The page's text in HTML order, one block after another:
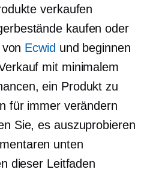
verkaufen
kaufen oder
Ecwid und beginnen
mit minimalem
ein Produkt zu
für immer verändern
Sie, es auszuprobieren
unten
dieser Leitfaden